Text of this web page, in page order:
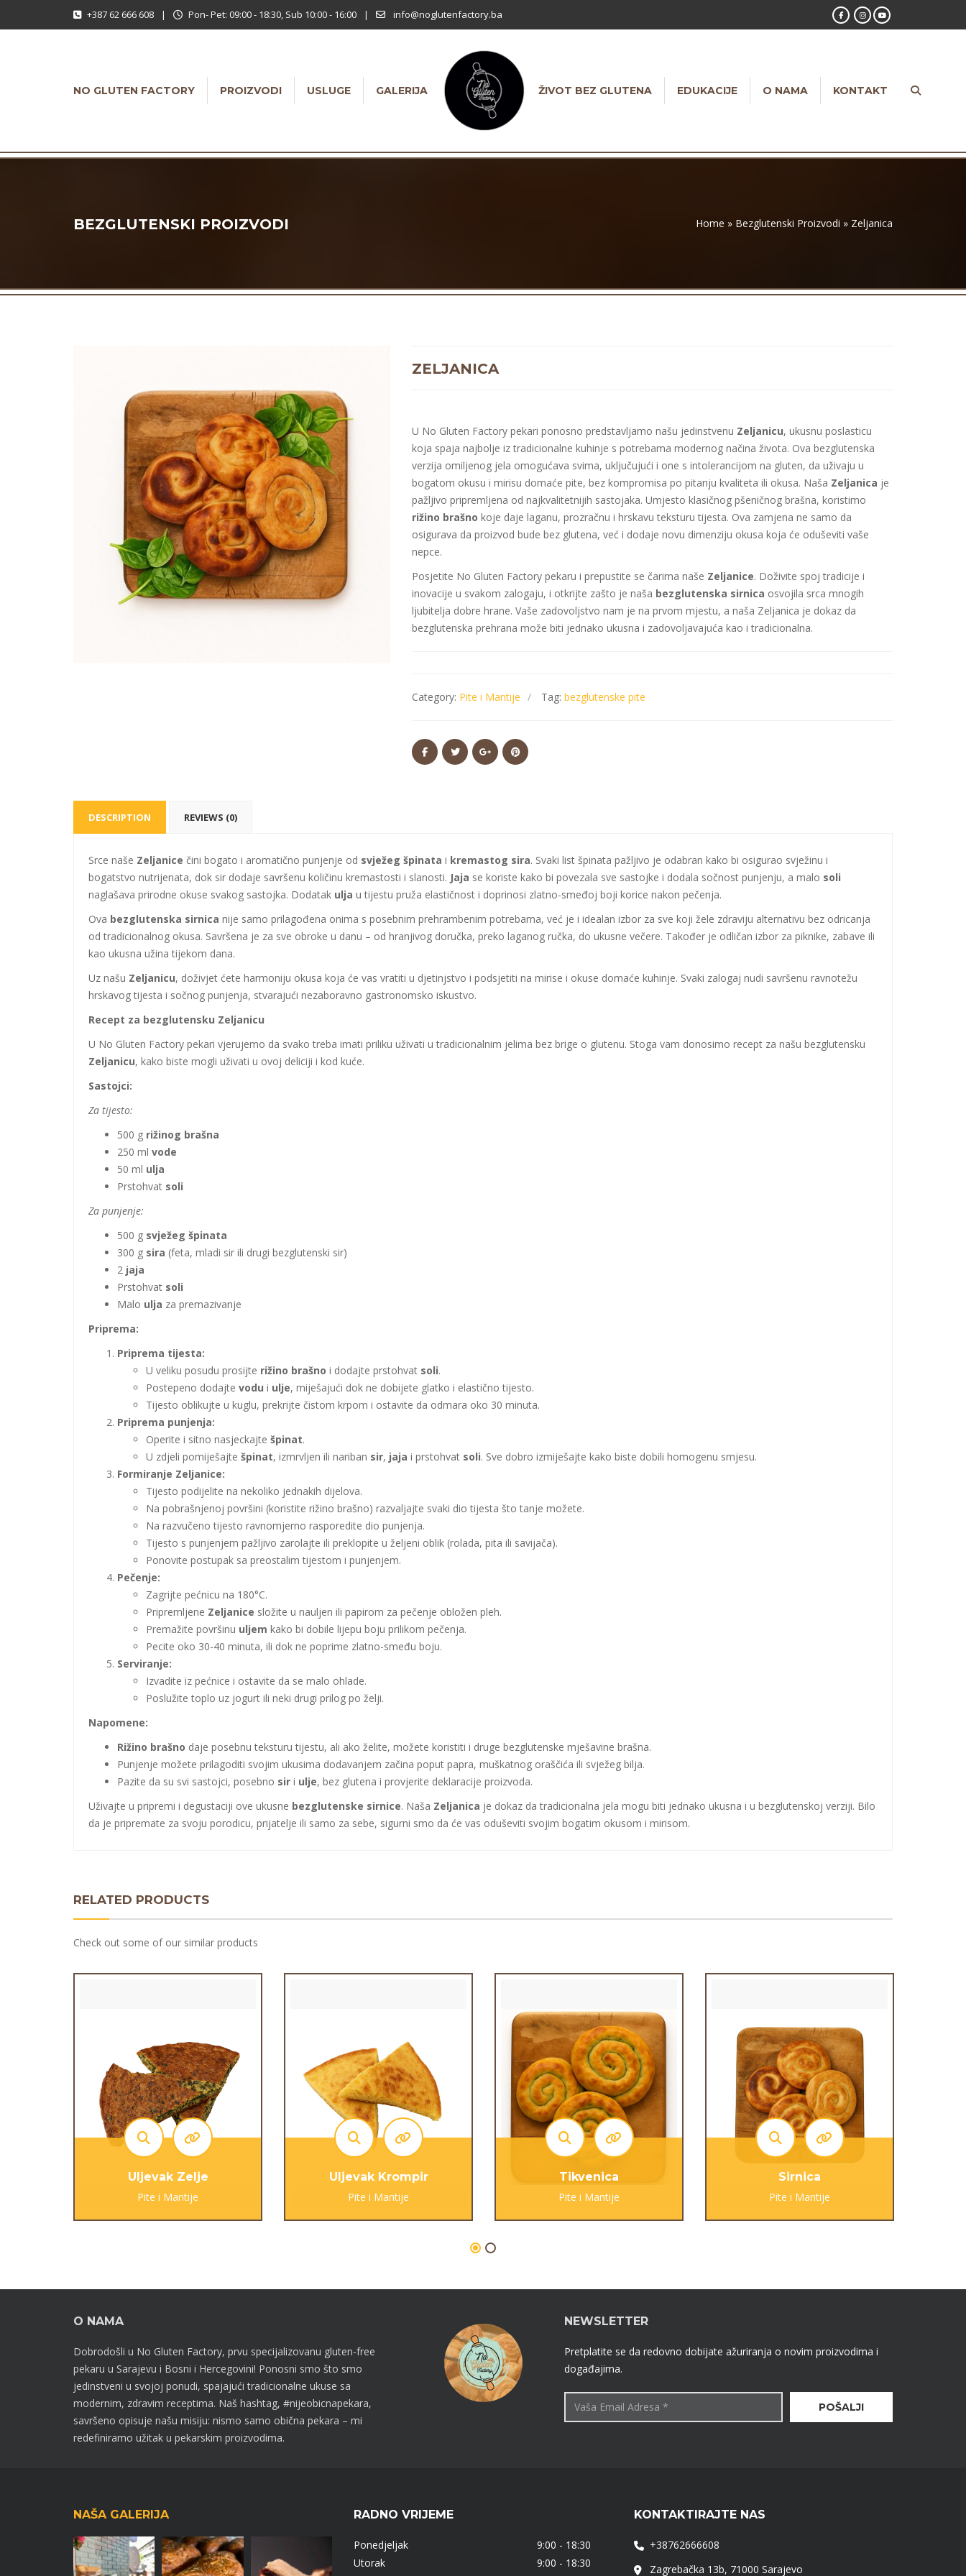
+387 62 666 608 | Pon- Pet: 09:00 - 18:30, Sub 10:00 - 16:00 | info@noglutenfactory.ba
NO GLUTEN FACTORY PROIZVODI USLUGE GALERIJA ŽIVOT BEZ GLUTENA EDUKACIJE O NAMA KONTAKT
BEZGLUTENSKI PROIZVODI Home » Bezglutenski Proizvodi » Zeljanica
ZELJANICA
U No Gluten Factory pekari ponosno predstavljamo našu jedinstvenu Zeljanicu, ukusnu poslasticu
koja spaja najbolje iz tradicionalne kuhinje s potrebama modernog načina života. Ova bezglutenska
verzija omiljenog jela omogućava svima, uključujući i one s intolerancijom na gluten, da uživaju u
bogatom okusu i mirisu domaće pite, bez kompromisa po pitanju kvaliteta ili okusa. Naša Zeljanica je
pažljivo pripremljena od najkvalitetnijih sastojaka. Umjesto klasičnog pšeničnog brašna, koristimo
rižino brašno koje daje laganu, prozračnu i hrskavu teksturu tijesta. Ova zamjena ne samo da
osigurava da proizvod bude bez glutena, već i dodaje novu dimenziju okusa koja će oduševiti vaše
nepce.
Posjetite No Gluten Factory pekaru i prepustite se čarima naše Zeljanice. Doživite spoj tradicije i
inovacije u svakom zalogaju, i otkrijte zašto je naša bezglutenska sirnica osvojila srca mnogih
ljubitelja dobre hrane. Vaše zadovoljstvo nam je na prvom mjestu, a naša Zeljanica je dokaz da
bezglutenska prehrana može biti jednako ukusna i zadovoljavajuća kao i tradicionalna.
Category: Pite i Mantije Tag: bezglutenske pite
DESCRIPTION REVIEWS (0)
Srce naše Zeljanice čini bogato i aromatično punjenje od svježeg špinata i kremastog sira. Svaki list špinata pažljivo je odabran kako bi osigurao svježinu i
bogatstvo nutrijenata, dok sir dodaje savršenu količinu kremastosti i slanosti. Jaja se koriste kako bi povezala sve sastojke i dodala sočnost punjenju, a malo soli
naglašava prirodne okuse svakog sastojka. Dodatak ulja u tijestu pruža elastičnost i doprinosi zlatno-smeđoj boji korice nakon pečenja.
Ova bezglutenska sirnica nije samo prilagođena onima s posebnim prehrambenim potrebama, već je i idealan izbor za sve koji žele zdraviju alternativu bez odricanja
od tradicionalnog okusa. Savršena je za sve obroke u danu – od hranjivog doručka, preko laganog ručka, do ukusne večere. Također je odličan izbor za piknike, zabave ili
kao ukusna užina tijekom dana.
Uz našu Zeljanicu, doživjet ćete harmoniju okusa koja će vas vratiti u djetinjstvo i podsjetiti na mirise i okuse domaće kuhinje. Svaki zalogaj nudi savršenu ravnotežu
hrskavog tijesta i sočnog punjenja, stvarajući nezaboravno gastronomsko iskustvo.
Recept za bezglutensku Zeljanicu
U No Gluten Factory pekari vjerujemo da svako treba imati priliku uživati u tradicionalnim jelima bez brige o glutenu. Stoga vam donosimo recept za našu bezglutensku
Zeljanicu, kako biste mogli uživati u ovoj deliciji i kod kuće.
Sastojci:
Za tijesto:
500 g rižinog brašna
250 ml vode
50 ml ulja
Prstohvat soli
Za punjenje:
500 g svježeg špinata
300 g sira (feta, mladi sir ili drugi bezglutenski sir)
2 jaja
Prstohvat soli
Malo ulja za premazivanje
Priprema:
Priprema tijesta:
U veliku posudu prosijte rižino brašno i dodajte prstohvat soli.
Postepeno dodajte vodu i ulje, miješajući dok ne dobijete glatko i elastično tijesto.
Tijesto oblikujte u kuglu, prekrijte čistom krpom i ostavite da odmara oko 30 minuta.
Priprema punjenja:
Operite i sitno nasjeckajte špinat.
U zdjeli pomiješajte špinat, izmrvljen ili nariban sir, jaja i prstohvat soli. Sve dobro izmiješajte kako biste dobili homogenu smjesu.
Formiranje Zeljanice:
Tijesto podijelite na nekoliko jednakih dijelova.
Na pobrašnjenoj površini (koristite rižino brašno) razvaljajte svaki dio tijesta što tanje možete.
Na razvučeno tijesto ravnomjerno rasporedite dio punjenja.
Tijesto s punjenjem pažljivo zarolajte ili preklopite u željeni oblik (rolada, pita ili savijača).
Ponovite postupak sa preostalim tijestom i punjenjem.
Pečenje:
Zagrijte pećnicu na 180°C.
Pripremljene Zeljanice složite u nauljen ili papirom za pečenje obložen pleh.
Premažite površinu uljem kako bi dobile lijepu boju prilikom pečenja.
Pecite oko 30-40 minuta, ili dok ne poprime zlatno-smeđu boju.
Serviranje:
Izvadite iz pećnice i ostavite da se malo ohlade.
Poslužite toplo uz jogurt ili neki drugi prilog po želji.
Napomene:
Rižino brašno daje posebnu teksturu tijestu, ali ako želite, možete koristiti i druge bezglutenske mješavine brašna.
Punjenje možete prilagoditi svojim ukusima dodavanjem začina poput papra, muškatnog oraščića ili svježeg bilja.
Pazite da su svi sastojci, posebno sir i ulje, bez glutena i provjerite deklaracije proizvoda.
Uživajte u pripremi i degustaciji ove ukusne bezglutenske sirnice. Naša Zeljanica je dokaz da tradicionalna jela mogu biti jednako ukusna i u bezglutenskoj verziji. Bilo
da je pripremate za svoju porodicu, prijatelje ili samo za sebe, sigurni smo da će vas oduševiti svojim bogatim okusom i mirisom.
RELATED PRODUCTS
Check out some of our similar products
Uljevak Zelje
Pite i Mantije
Uljevak Krompir
Pite i Mantije
Tikvenica
Pite i Mantije
Sirnica
Pite i Mantije
O NAMA
Dobrodošli u No Gluten Factory, prvu specijalizovanu gluten-free
pekaru u Sarajevu i Bosni i Hercegovini! Ponosni smo što smo
jedinstveni u svojoj ponudi, spajajući tradicionalne ukuse sa
modernim, zdravim receptima. Naš hashtag, #nijeobicnapekara,
savršeno opisuje našu misiju: nismo samo obična pekara – mi
redefiniramo užitak u pekarskim proizvodima.
NEWSLETTER
Pretplatite se da redovno dobijate ažuriranja o novim proizvodima i
događajima.
NAŠA GALERIJA RADNO VRIJEME
Ponedjeljak
9:00 - 18:30
Utorak
9:00 - 18:30
KONTAKTIRAJTE NAS
+38762666608
Zagrebačka 13b, 71000 Sarajevo